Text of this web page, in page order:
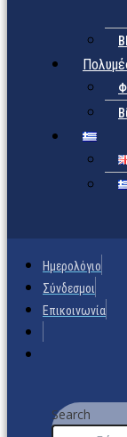
Ημερολόγιο
Σύνδεσμοι
Επικοινωνία
Search